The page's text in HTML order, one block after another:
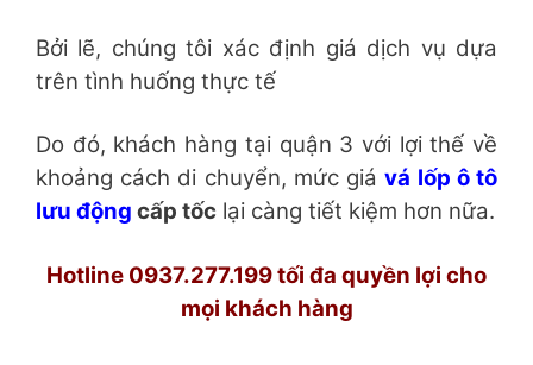
Bởi lẽ, chúng tôi xác định giá dịch vụ dựa
trên tình huống thực tế
Do đó, khách hàng tại quận 3 với lợi thế về
khoảng cách di chuyển, mức giává lốp ô tô
lưu động cấp tốc lại càng tiết kiệm hơn nữa.
Hotline 0937.277.199 tối đa quyền lợi cho
mọi khách hàng